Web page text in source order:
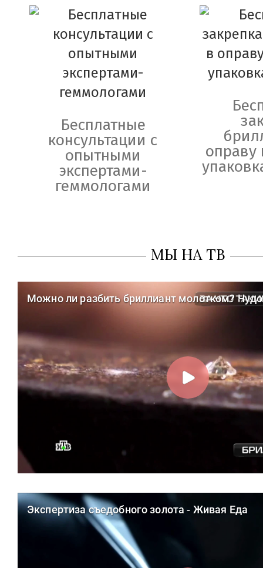
Бесплатные
консультации с
опытными
экспертами-
геммологами
оправу
МЫ НА ТВ